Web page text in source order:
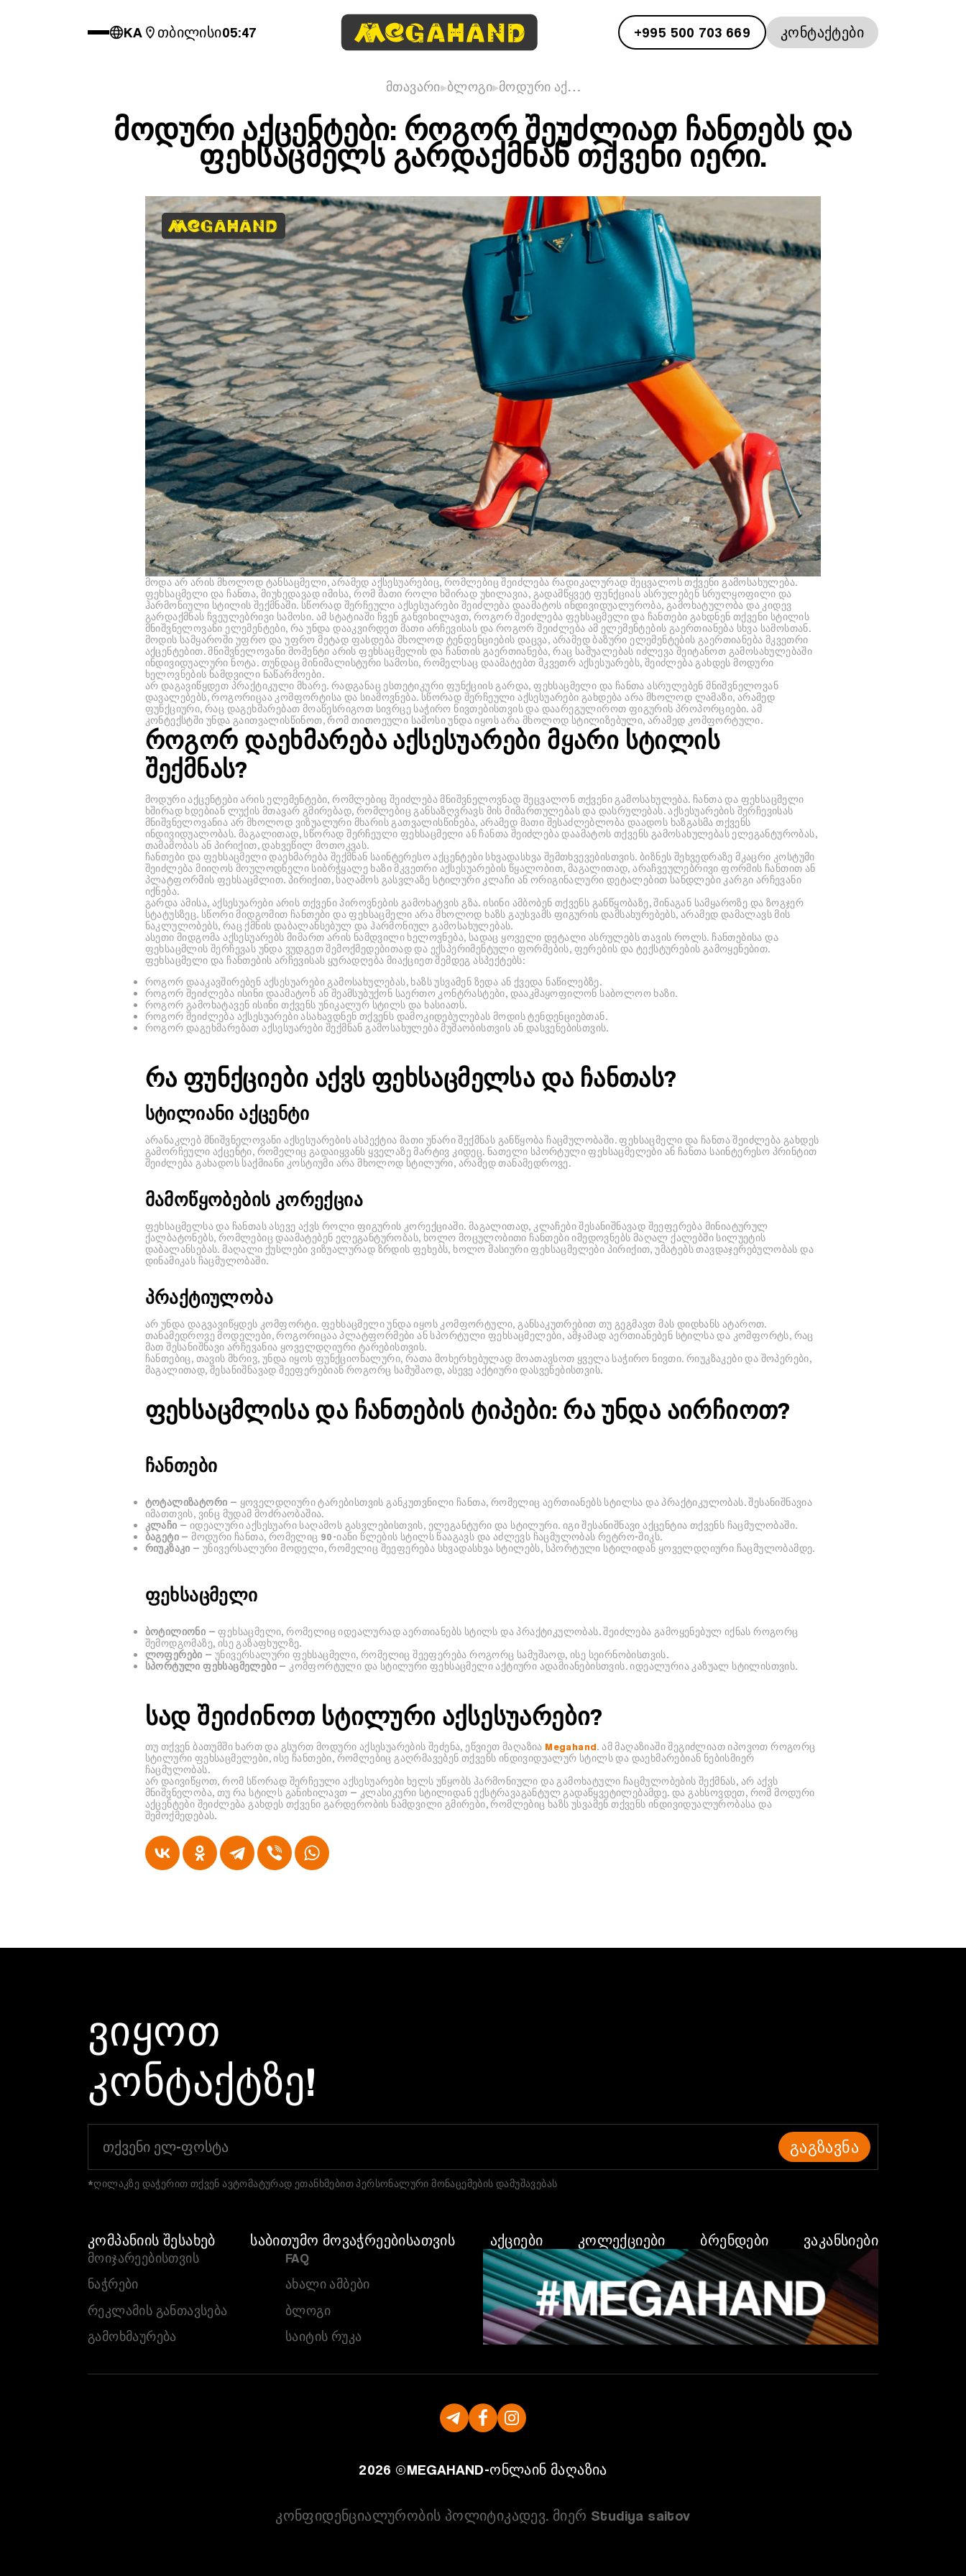
KA თბილისი05:47 +995 500 703 669 ᲙᲝᲜᲢᲐᲥᲢᲔᲑᲘ
მთავარი ბლოგი მოდური აქ…
ᲛᲝᲓᲣᲠᲘ ᲐᲥᲪᲔᲜᲢᲔᲑᲘ: ᲠᲝᲒᲝᲠ ᲨᲔᲣᲫᲚᲘᲐᲗ ᲩᲐᲜᲗᲔᲑᲡ ᲓᲐ
ᲤᲔᲮᲡᲐᲪᲛᲔᲚᲡ ᲒᲐᲠᲓᲐᲥᲛᲜᲐᲜ ᲗᲥᲕᲔᲜᲘ ᲘᲔᲠᲘ.
მოდა არ არის მხოლოდ ტანსაცმელი, არამედ აქსესუარებიც, რომლებიც შეიძლება რადიკალურად შეცვალოს თქვენი გამოსახულება.
ფეხსაცმელი და ჩანთა, მიუხედავად იმისა, რომ მათი როლი ხშირად უხილავია, გადამწყვეტ ფუნქციას ასრულებენ სრულყოფილი და
ჰარმონიული სტილის შექმნაში. სწორად შერჩეული აქსესუარები შეიძლება დაამატოს ინდივიდუალურობა, გამოხატულობა და კიდევ
გარდაქმნას ჩვეულებრივი სამოსი. ამ სტატიაში ჩვენ განვიხილავთ, როგორ შეიძლება ფეხსაცმელი და ჩანთები გახდნენ თქვენი სტილის
მნიშვნელოვანი ელემენტები, რა უნდა დააკვირდეთ მათი არჩევისას და როგორ შეიძლება ამ ელემენტების გაერთიანება სხვა სამოსთან.
მოდის სამყაროში უფრო და უფრო მეტად ფასდება მხოლოდ ტენდენციების დაცვა, არამედ ბაზური ელემენტების გაერთიანება მკვეთრი
აქცენტებით. მნიშვნელოვანი მომენტი არის ფეხსაცმელის და ჩანთის გაერთიანება, რაც საშუალებას იძლევა შეიტანოთ გამოსახულებაში
ინდივიდუალური ნოტა. თუნდაც მინიმალისტური სამოსი, რომელსაც დაამატებთ მკვეთრ აქსესუარებს, შეიძლება გახდეს მოდური
ხელოვნების ნამდვილი ნაწარმოები.
არ დაგავიწყდეთ პრაქტიკული მხარე. რადგანაც ესთეტიკური ფუნქციის გარდა, ფეხსაცმელი და ჩანთა ასრულებენ მნიშვნელოვან
დავალებებს, როგორიცაა კომფორტისა და სიამოვნება. სწორად შერჩეული აქსესუარები გახდება არა მხოლოდ ლამაზი, არამედ
ფუნქციური, რაც დაგეხმარებათ მოაწესრიგოთ სივრცე საჭირო ნივთებისთვის და დაარეგულიროთ ფიგურის პროპორციები. ამ
კონტექსტში უნდა გაითვალისწინოთ, რომ თითოეული სამოსი უნდა იყოს არა მხოლოდ სტილიზებული, არამედ კომფორტული.
როგორ დაეხმარება აქსესუარები მყარი სტილის
შექმნას?
მოდური აქცენტები არის ელემენტები, რომლებიც შეიძლება მნიშვნელოვნად შეცვალონ თქვენი გამოსახულება. ჩანთა და ფეხსაცმელი
ხშირად ხდებიან ლუქის მთავარ გმირებად, რომლებიც განსაზღვრავს მის მიმართულებას და დასრულებას. აქსესუარების შერჩევისას
მნიშვნელოვანია არ მხოლოდ ვიზუალური მხარის გათვალისწინება, არამედ მათი შესაძლებლობა დაადოს ხაზგასმა თქვენს
ინდივიდუალობას. მაგალითად, სწორად შერჩეული ფეხსაცმელი ან ჩანთა შეიძლება დაამატოს თქვენს გამოსახულებას ელეგანტურობას,
თამამობას ან პირიქით, დახვეწილ მოთოკვას.
ჩანთები და ფეხსაცმელი დაეხმარება შექმნან საინტერესო აქცენტები სხვადასხვა შემთხვევებისთვის. ბიზნეს შეხვედრაზე მკაცრი კოსტუმი
შეიძლება მიიღოს მოულოდნელი სიბრჭყალე ხაზი მკვეთრი აქსესუარების წყალობით, მაგალითად, არაჩვეულებრივი ფორმის ჩანთით ან
პლატფორმის ფეხსაცმლით. პირიქით, საღამოს გასვლაზე სტილური კლაჩი ან ორიგინალური დეტალებით სანდლები კარგი არჩევანი
იქნება.
გარდა ამისა, აქსესუარები არის თქვენი პიროვნების გამოხატვის გზა. ისინი ამბობენ თქვენს განწყობაზე, შინაგან სამყაროზე და ზოგჯერ
სტატუსზეც. სწორი მიდგომით ჩანთები და ფეხსაცმელი არა მხოლოდ ხაზს გაუსვამს ფიგურის დამსახურებებს, არამედ დამალავს მის
ნაკლულობებს, რაც ქმნის დაბალანსებულ და ჰარმონიულ გამოსახულებას.
ასეთი მიდგომა აქსესუარებს მიმართ არის ნამდვილი ხელოვნება, სადაც ყოველი დეტალი ასრულებს თავის როლს. ჩანთებისა და
ფეხსაცმლის შერჩევას უნდა ვუდგეთ შემოქმედებითად და ექსპერიმენტული ფორმების, ფერების და ტექსტურების გამოყენებით.
ფეხსაცმელი და ჩანთების არჩევისას ყურადღება მიაქციეთ შემდეგ ასპექტებს:
როგორ დააკავშირებენ აქსესუარები გამოსახულებას, ხაზს უსვამენ ზედა ან ქვედა ნაწილებზე.
როგორ შეიძლება ისინი დაამატონ ან შეამსუბუქონ საერთო კონტრასტები, დააკმაყოფილონ საბოლოო ხაზი.
როგორ გამოხატავენ ისინი თქვენს უნიკალურ სტილს და ხასიათს.
როგორ შეიძლება აქსესუარები ასახავდნენ თქვენს დამოკიდებულებას მოდის ტენდენციებთან.
როგორ დაგეხმარებათ აქსესუარები შექმნან გამოსახულება მუშაობისთვის ან დასვენებისთვის.
რა ფუნქციები აქვს ფეხსაცმელსა და ჩანთას?
სტილიანი აქცენტი
არანაკლებ მნიშვნელოვანი აქსესუარების ასპექტია მათი უნარი შექმნას განწყობა ჩაცმულობაში. ფეხსაცმელი და ჩანთა შეიძლება გახდეს
გამორჩეული აქცენტი, რომელიც გადაიყვანს ყველაზე მარტივ კიდეც. ნათელი სპორტული ფეხსაცმელები ან ჩანთა საინტერესო პრინტით
შეიძლება გახადოს საქმიანი კოსტიუმი არა მხოლოდ სტილური, არამედ თანამედროვე.
მამოწყობების კორექცია
ფეხსაცმელსა და ჩანთას ასევე აქვს როლი ფიგურის კორექციაში. მაგალითად, კლაჩები შესანიშნავად შეეფერება მინიატურულ
ქალბატონებს, რომლებიც დაამატებენ ელეგანტურობას, ხოლო მოცულობითი ჩანთები იმედოვნებს მაღალ ქალებში სილუეტის
დაბალანსებას. მაღალი ქუსლები ვიზუალურად ზრდის ფეხებს, ხოლო მასიური ფეხსაცმელები პირიქით, უმატებს თავდაჯერებულობას და
დინამიკას ჩაცმულობაში.
პრაქტიულობა
არ უნდა დაგვავიწყდეს კომფორტი. ფეხსაცმელი უნდა იყოს კომფორტული, განსაკუთრებით თუ გეგმავთ მას დიდხანს ატაროთ.
თანამედროვე მოდელები, როგორიცაა პლატფორმები ან სპორტული ფეხსაცმელები, ამჯამად აერთიანებენ სტილსა და კომფორტს, რაც
მათ შესანიშნავი არჩევანია ყოველდღიური ტარებისთვის.
ჩანთებიც, თავის მხრივ, უნდა იყოს ფუნქციონალური, რათა მოხერხებულად მოათავსოთ ყველა საჭირო ნივთი. რიუკზაკები და შოპერები,
მაგალითად, შესანიშნავად შეეფერებიან როგორც სამუშაოდ, ასევე აქტიური დასვენებისთვის.
ფეხსაცმლისა და ჩანთების ტიპები: რა უნდა აირჩიოთ?
ჩანთები
ტოტალიზატორი — ყოველდღიური ტარებისთვის განკუთვნილი ჩანთა, რომელიც აერთიანებს სტილსა და პრაქტიკულობას. შესანიშნავია
იმათთვის, ვინც მუდამ მოძრაობაშია.
კლაჩი — იდეალური აქსესუარი საღამოს გასვლებისთვის, ელეგანტური და სტილური. იგი შესანიშნავი აქცენტია თქვენს ჩაცმულობაში.
ბაგეტი — მოდური ჩანთა, რომელიც 90-იანი წლების სტილს წააგავს და აძლევს ჩაცმულობას რეტრო-შიკს.
რიუკზაკი — უნივერსალური მოდელი, რომელიც შეეფერება სხვადასხვა სტილებს, სპორტული სტილიდან ყოველდღიური ჩაცმულობამდე.
ფეხსაცმელი
ბოტილიონი — ფეხსაცმელი, რომელიც იდეალურად აერთიანებს სტილს და პრაქტიკულობას. შეიძლება გამოყენებულ იქნას როგორც
შემოდგომაზე, ისე გაზაფხულზე.
ლოფერები — უნივერსალური ფეხსაცმელი, რომელიც შეეფერება როგორც სამუშაოდ, ისე სეირნობისთვის.
სპორტული ფეხსაცმელები — კომფორტული და სტილური ფეხსაცმელი აქტიური ადამიანებისთვის. იდეალურია კაზუალ სტილისთვის.
სად შეიძინოთ სტილური აქსესუარები?
თუ თქვენ ბათუმში ხართ და გსურთ მოდური აქსესუარების შეძენა, ეწვიეთ მაღაზია Megahand. ამ მაღაზიაში შეგიძლიათ იპოვოთ როგორც
სტილური ფეხსაცმელები, ისე ჩანთები, რომლებიც გაღრმავებენ თქვენს ინდივიდუალურ სტილს და დაეხმარებიან ნებისმიერ
ჩაცმულობას.
არ დაივიწყოთ, რომ სწორად შერჩეული აქსესუარები ხელს უწყობს ჰარმონიული და გამოხატული ჩაცმულობების შექმნას, არ აქვს
მნიშვნელობა, თუ რა სტილს განიხილავთ — კლასიკური სტილიდან ექსტრავაგანტულ გადაწყვეტილებამდე. და გახსოვდეთ, რომ მოდური
აქცენტები შეიძლება გახდეს თქვენი გარდერობის ნამდვილი გმირები, რომლებიც ხაზს უსვამენ თქვენს ინდივიდუალურობასა და
შემოქმედებას.
ᲕᲘᲧᲝᲗ
ᲙᲝᲜᲢᲐᲥᲢᲖᲔ!
ᲒᲐᲒᲖᲐᲕᲜᲐ
*ღილაკზე დაჭერით თქვენ ავტომატურად ეთანხმებით პერსონალური მონაცემების დამუშავებას
ᲙᲝᲛᲞᲐᲜᲘᲘᲡ ᲨᲔᲡᲐᲮᲔᲑ ᲡᲐᲑᲘᲗᲣᲛᲝ ᲛᲝᲕᲐᲭᲠᲔᲔᲑᲘᲡᲐᲗᲕᲘᲡ ᲐᲥᲪᲘᲔᲑᲘ ᲙᲝᲚᲔᲥᲪᲘᲔᲑᲘ ᲑᲠᲔᲜᲓᲔᲑᲘ ᲕᲐᲙᲐᲜᲡᲘᲔᲑᲘ
ᲛᲝᲘᲯᲐᲠᲔᲔᲑᲘᲡᲗᲕᲘᲡ
ᲜᲐᲭᲠᲔᲑᲘ
ᲠᲔᲙᲚᲐᲛᲘᲡ ᲒᲐᲜᲗᲐᲕᲡᲔᲑᲐ
ᲒᲐᲛᲝᲮᲛᲐᲣᲠᲔᲑᲐ
FAQ
ᲐᲮᲐᲚᲘ ᲐᲛᲑᲔᲑᲘ
ᲑᲚᲝᲒᲘ
ᲡᲐᲘᲢᲘᲡ ᲠᲣᲙᲐ
2026 ©MEGAHAND-ონლაინ მაღაზია
კონფიდენციალურობის პოლიტიკადევ. მიერ Studiya saitov